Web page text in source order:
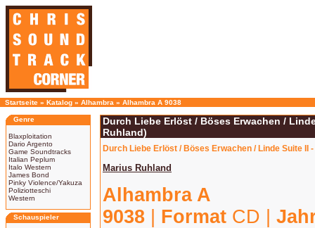
Startseite » Katalog » Alhambra » Alhambra A 9038
Genre
Blaxploitation
Dario Argento
Game Soundtracks
Italian Peplum
Italo Western
James Bond
Pinky Violence/Yakuza
Poliziotteschi
Western
Schauspieler
Durch Liebe Erlöst / Böses Erwachen /
Ruhland)
Durch Liebe Erlöst / Böses Erwachen / Linde Suite II
Marius Ruhland
Alhambra A
9038
Format CD |